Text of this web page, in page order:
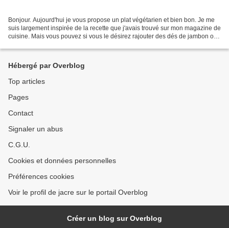
Bonjour. Aujourd'hui je vous propose un plat végétarien et bien bon. Je me
suis largement inspirée de la recette que j'avais trouvé sur mon magazine de
cuisine. Mais vous pouvez si vous le désirez rajouter des dés de jambon ou
Hébergé par Overblog
Top articles
Pages
Contact
Signaler un abus
C.G.U.
Cookies et données personnelles
Préférences cookies
Voir le profil de jacre sur le portail Overblog
Créer un blog sur Overblog